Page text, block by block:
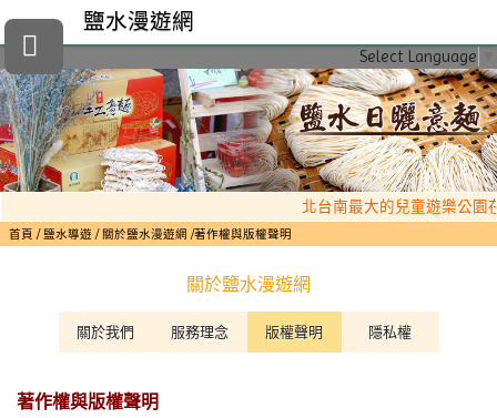
Select Language
鹽水漫遊網
北台南最大的兒童遊樂公園
首頁 鹽水導遊 關於鹽水漫遊網 著作權與版權聲明
關於鹽水漫遊網
關於我們 服務理念 版權聲明 隱私權
著作權與版權聲明